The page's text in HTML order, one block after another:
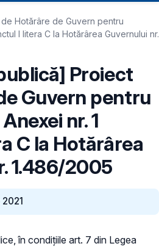
Hotărâre de Guvern pentru
I litera C la Hotărârea Guvernului nr.
Proiect
Guvern pentru
nr. 1
C la Hotărârea
1.486/2005
în condiţiile art. 7 din Legea